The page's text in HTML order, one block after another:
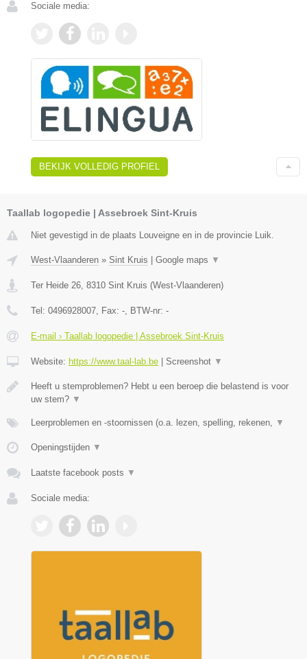
Sociale media:
BEKIJK VOLLEDIG PROFIEL
Taallab logopedie | Assebroek Sint-Kruis
Niet gevestigd in de plaats Louveigne en in de provincie Luik.
West-Vlaanderen » Sint Kruis Google maps ▼
Ter Heide 26, 8310 Sint Kruis (West-Vlaanderen)
Tel: 0496928007, Fax: -, BTW-nr: -
E-mail › Taallab logopedie | Assebroek Sint-Kruis
Website: https://www.taal-lab.be Screenshot ▼
Heeft u stemproblemen? Hebt u een beroep die belastend is voor
uw stem? ▼
Leerproblemen en -stoornissen (o.a. lezen, spelling, rekenen, ▼
Openingstijden ▼
Laatste facebook posts ▼
Sociale media: